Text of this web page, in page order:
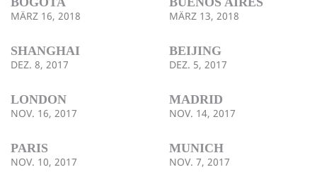
MÄRZ 16, 2018 MÄRZ 13, 2018
SHANGHAI
DEZ. 8, 2017
BEIJING
DEZ. 5, 2017
LONDON
NOV. 16, 2017
MADRID
NOV. 14, 2017
PARIS
NOV. 10, 2017
MUNICH
NOV. 7, 2017